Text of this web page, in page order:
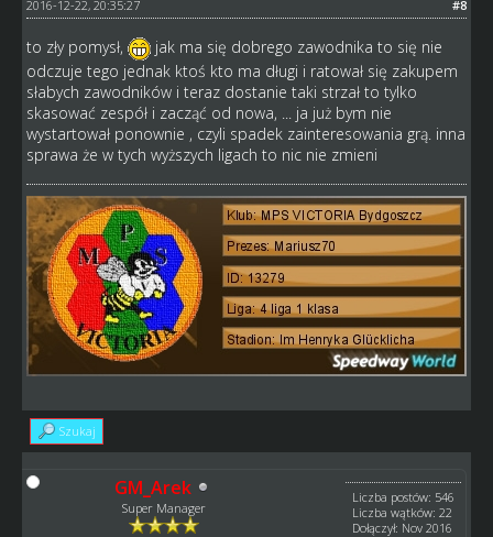
#8
2016-12-22, 20:35:27
to zły pomysł,
jak ma się dobrego zawodnika to się nie
odczuje tego jednak ktoś kto ma długi i ratował się zakupem
słabych zawodników i teraz dostanie taki strzał to tylko
skasować zespół i zacząć od nowa, ... ja już bym nie
wystartował ponownie , czyli spadek zainteresowania grą. inna
sprawa że w tych wyższych ligach to nic nie zmieni
Szukaj
GM_Arek
Super Manager
Liczba postów: 546
Liczba wątków: 22
Dołączył: Nov 2016